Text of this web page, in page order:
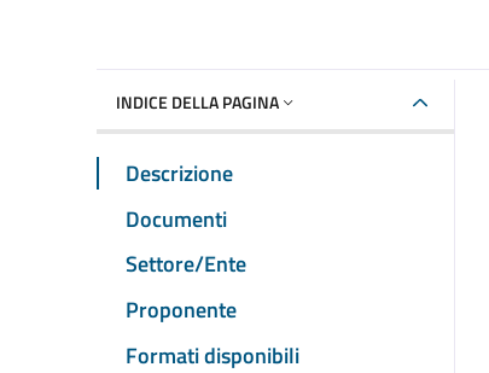
INDICE DELLA PAGINA
Descrizione
Documenti
Settore/Ente
Proponente
Formati disponibili